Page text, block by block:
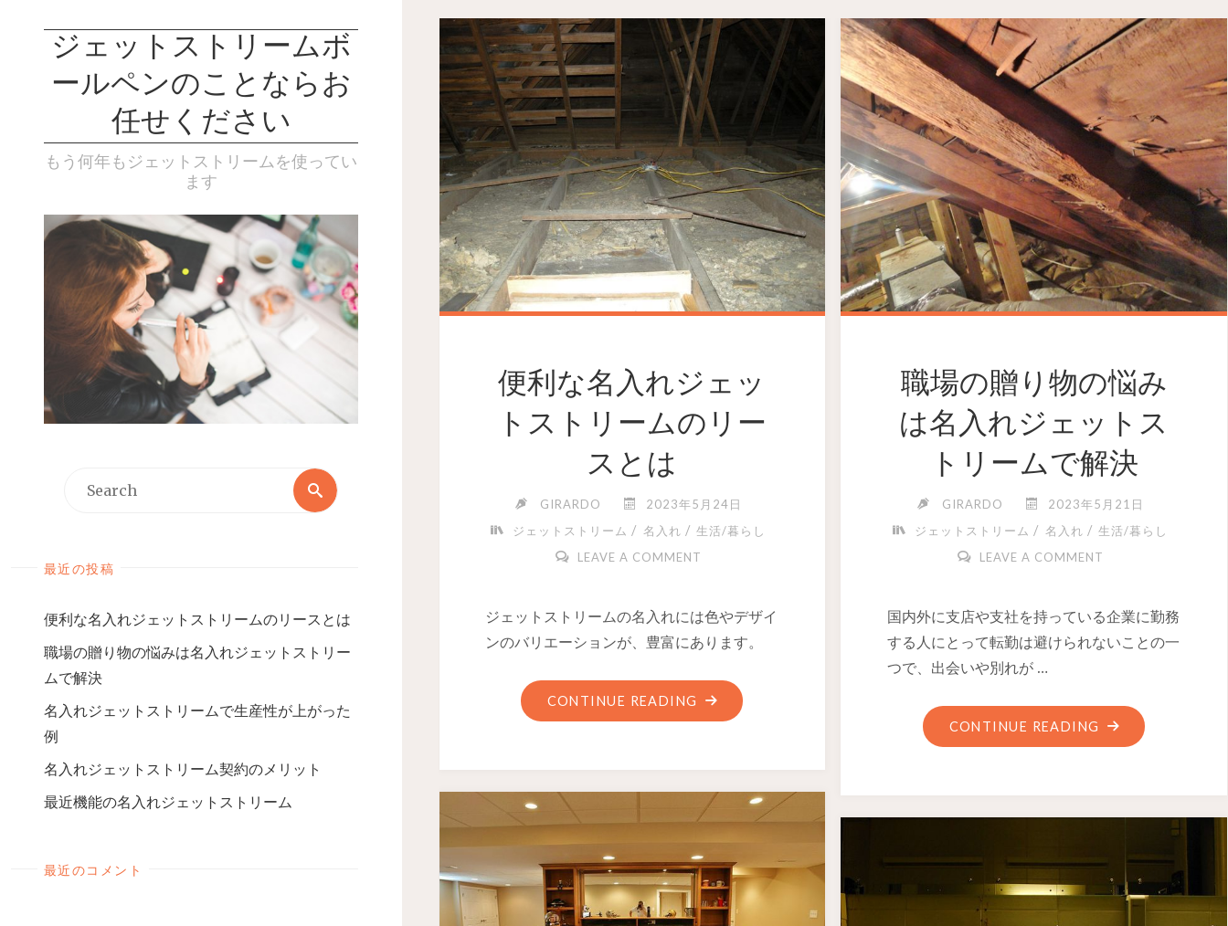
ジェットストリームボ
ールペンのことならお
任せください
もう何年もジェットストリームを使ってい
ます
最近の投稿
便利な名入れジェットストリームのリースとは
職場の贈り物の悩みは名入れジェットストリー
ムで解決
名入れジェットストリームで生産性が上がった
例
名入れジェットストリーム契約のメリット
最近機能の名入れジェットストリーム
最近のコメント
便利な名入れジェッ
トストリームのリー
スとは
GIRARDO
2023年5月24日
ジェットストリーム / 名入れ / 生活/暮らし
LEAVE A COMMENT
ジェットストリームの名入れには色やデザイ
ンのバリエーションが、豊富にあります。
CONTINUE READING
職場の贈り物の悩み
は名入れジェットス
トリームで解決
GIRARDO
2023年5月21日
ジェットストリーム / 名入れ / 生活/暮らし
LEAVE A COMMENT
国内外に支店や支社を持っている企業に勤務
する人にとって転勤は避けられないことの一
つで、出会いや別れが …
CONTINUE READING